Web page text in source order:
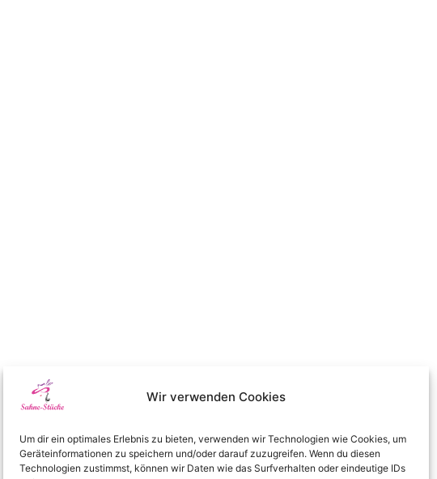
Wir verwenden Cookies
Um dir ein optimales Erlebnis zu bieten, verwenden wir Technologien wie Cookies, um
Geräteinformationen zu speichern und/oder darauf zuzugreifen. Wenn du diesen
Technologien zustimmst, können wir Daten wie das Surfverhalten oder eindeutige IDs